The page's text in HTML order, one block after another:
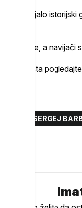
proslavljalo
utakmice, a navijači
iznad teksta
SERGEJ